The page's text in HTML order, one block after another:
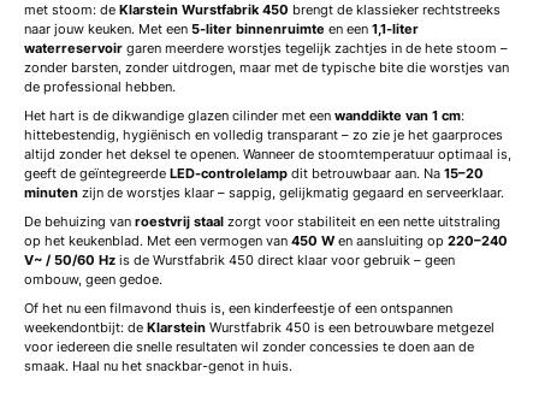
met stoom: de Klarstein Wurstfabrik 450 brengt de klassieker rechtstreeks
naar jouw keuken. Met een 5-liter binnenruimte en een 1,1-liter
waterreservoir garen meerdere worstjes tegelijk zachtjes in de hete stoom –
zonder barsten, zonder uitdrogen, maar met de typische bite die worstjes van
de professional hebben.
Het hart is de dikwandige glazen cilinder met een wanddikte van 1 cm:
hittebestendig, hygiënisch en volledig transparant – zo zie je het gaarproces
altijd zonder het deksel te openen. Wanneer de stoomtemperatuur optimaal is,
geeft de geïntegreerde LED-controlelamp dit betrouwbaar aan. Na 15–20
minuten zijn de worstjes klaar – sappig, gelijkmatig gegaard en serveerklaar.
De behuizing van roestvrij staal zorgt voor stabiliteit en een nette uitstraling
op het keukenblad. Met een vermogen van 450 W en aansluiting op 220–240
V~ / 50/60 Hz is de Wurstfabrik 450 direct klaar voor gebruik – geen
ombouw, geen gedoe.
Of het nu een filmavond thuis is, een kinderfeestje of een ontspannen
weekendontbijt: de Klarstein Wurstfabrik 450 is een betrouwbare metgezel
voor iedereen die snelle resultaten wil zonder concessies te doen aan de
smaak. Haal nu het snackbar-genot in huis.